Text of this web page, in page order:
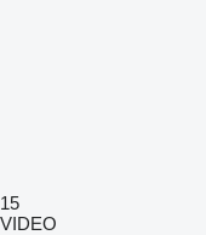
15
VIDEO